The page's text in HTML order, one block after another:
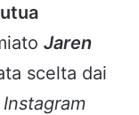
Jaren
scelta dai
Instagram